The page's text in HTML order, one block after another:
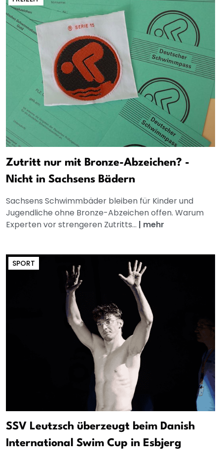
Zutritt nur mit Bronze-Abzeichen? -
Nicht in Sachsens Bädern
Sachsens Schwimmbäder bleiben für Kinder und
Jugendliche ohne Bronze-Abzeichen offen. Warum
Experten vor strengeren Zutritts... | mehr
SPORT
SSV Leutzsch überzeugt beim Danish
International Swim Cup in Esbjerg